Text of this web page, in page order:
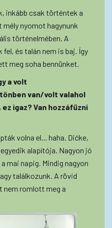
inkább csak történtek a
nyomot hagynunk
történelmében. A
és talán nem is baj. Így
meg soha bennünket.
a volt
van/volt valahol
igaz? Van hozzáfűzni
volna el... haha. Dićke,
alapítója. Nagyon jó
mai napig. Mindig nagyon
találkozunk. A rövid
nem romlott meg a